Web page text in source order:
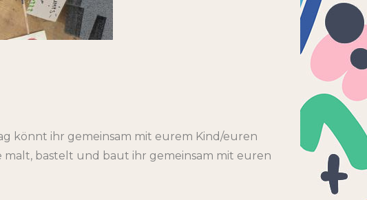
könnt ihr gemeinsam mit eurem Kind/euren
bastelt und baut ihr gemeinsam mit euren